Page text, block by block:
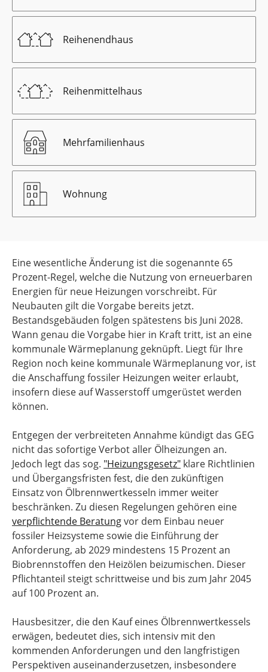
Reihenendhaus
Reihenmittelhaus
Mehrfamilienhaus
Wohnung
Eine wesentliche Änderung ist die sogenannte 65
Prozent-Regel, welche die Nutzung von erneuerbaren
Energien für neue Heizungen vorschreibt. Für
Neubauten gilt die Vorgabe bereits jetzt.
Bestandsgebäuden folgen spätestens bis Juni 2028.
Wann genau die Vorgabe hier in Kraft tritt, ist an eine
kommunale Wärmeplanung geknüpft. Liegt für Ihre
Region noch keine kommunale Wärmeplanung vor, ist
die Anschaffung fossiler Heizungen weiter erlaubt,
insofern diese auf Wasserstoff umgerüstet werden
können.
Entgegen der verbreiteten Annahme kündigt das GEG
nicht das sofortige Verbot aller Ölheizungen an.
Jedoch legt das sog. "Heizungsgesetz" klare Richtlinien
und Übergangsfristen fest, die den zukünftigen
Einsatz von Ölbrennwertkesseln immer weiter
beschränken. Zu diesen Regelungen gehören eine
verpflichtende Beratungvor dem Einbau neuer
fossiler Heizsysteme sowie die Einführung der
Anforderung, ab 2029 mindestens 15 Prozent an
Biobrennstoffen den Heizölen beizumischen. Dieser
Pflichtanteil steigt schrittweise und bis zum Jahr 2045
auf 100 Prozent an.
Hausbesitzer, die den Kauf eines Ölbrennwertkessels
erwägen, bedeutet dies, sich intensiv mit den
kommenden Anforderungen und den langfristigen
Perspektiven auseinanderzusetzen, insbesondere